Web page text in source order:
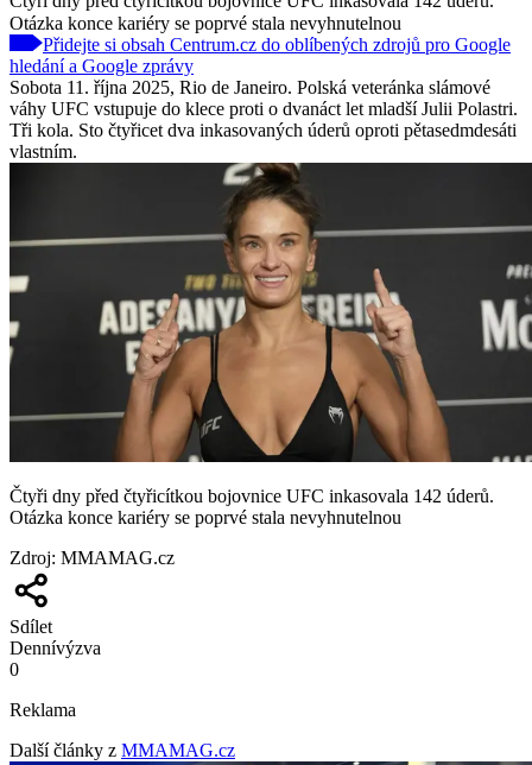
Otázka konce kariéry se poprvé stala nevyhnutelnou
Přidejte si obsah Centrum.cz do oblíbených zdrojů pro Google
hledání a Google zprávy
Sobota 11. října 2025, Rio de Janeiro. Polská veteránka slámové
váhy UFC vstupuje do klece proti o dvanáct let mladší Julii Polastri.
Tři kola. Sto čtyřicet dva inkasovaných úderů oproti pětasedmdesáti
vlastním.
Čtyři dny před čtyřicítkou bojovnice UFC inkasovala 142 úderů.
Otázka konce kariéry se poprvé stala nevyhnutelnou
Zdroj: MMAMAG.cz
Sdílet
Dennívýzva
0
Reklama
Další články z MMAMAG.cz